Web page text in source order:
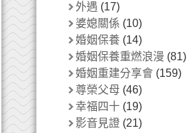
外遇 (17)
婆媳關係 (10)
婚姻保養(14)
婚姻保養重燃浪漫 (81)
婚姻重建分享會(159)
尊榮父母 (46)
幸福四十(19)
影音見證(21)